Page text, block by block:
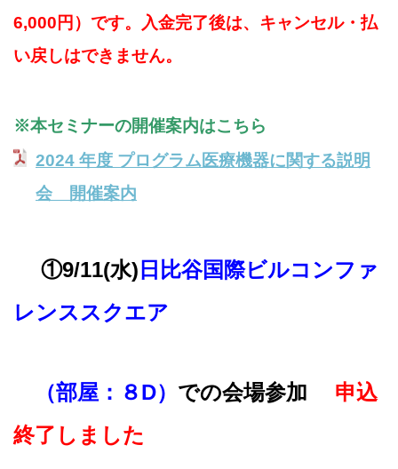
6,000円）です。入金完了後は、キャンセル・払
い戻しはできません。
※本セミナーの開催案内はこちら
2024 年度 プログラム医療機器に関する説明
会 開催案内
①9/11(水) 日比谷国際ビルコンファ
レンススクエア
（部屋：８D） での会場参加 申込
終了しました